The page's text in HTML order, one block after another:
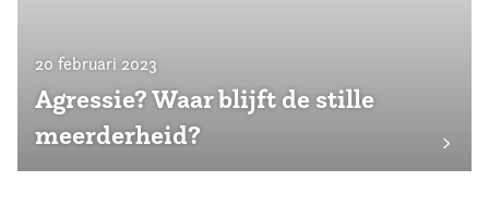
20 februari 2023
Agressie? Waar blijft de stille
meerderheid?